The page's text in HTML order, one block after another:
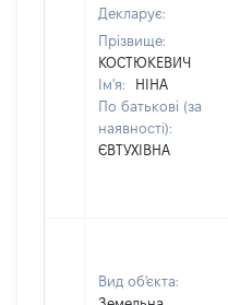
Декларує:
Прізвище:
КОСТЮКЕВИЧ
Ім'я:
НІНА
По батькові (за
наявності):
ЄВТУХІВНА
Вид об'єкта: